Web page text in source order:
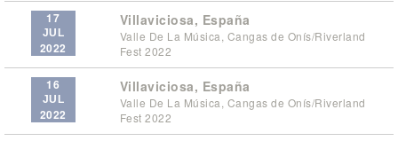
17
JUL
2022
Villaviciosa, España
Valle De La Música, Cangas de Onís/Riverland
Fest 2022
16
JUL
2022
Villaviciosa, España
Valle De La Música, Cangas de Onís/Riverland
Fest 2022